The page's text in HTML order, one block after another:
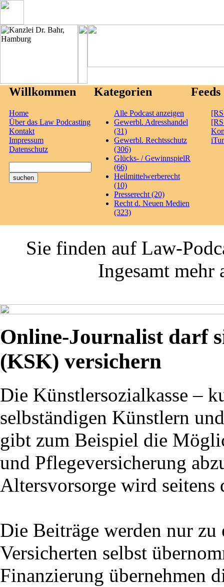
Willkommen
Home
Über das Law Podcasting
Kontakt
Impressum
Datenschutz
Kategorien
Alle Podcast anzeigen
Gewerbl. Adresshandel
(31)
Gewerbl. Rechtsschutz
(306)
Glücks- / GewinnspielR
(66)
Heilmittelwerberecht
(10)
Presserecht (20)
Recht d. Neuen Medien
(323)
Feeds
Sie finden auf Law-
Ingesamt mehr
Online-Journalist darf
(KSK) versichern
Die Künstlersozialkasse –
selbständigen Künstlern
gibt zum Beispiel die
und Pflegeversicherung
Altersvorsorge wird seitens
Die Beiträge werden nur
Versicherten selbst
Finanzierung übernehmen